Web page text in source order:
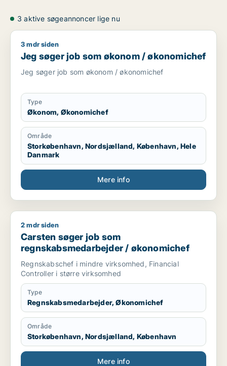
3 aktive søgeannoncer lige nu
Jeg søger job som økonom / økonomichef
3 mdr siden
Jeg søger job som økonom / økonomichef
Jeg søger job som økonom / økonomichef
Type
Økonom, Økonomichef
Område
Storkøbenhavn, Nordsjælland, København, Hele
Danmark
Mere info
Carsten søger job som regnskabsmedarbejder /
2 mdr siden
Carsten søger job som
regnskabsmedarbejder / økonomichef
Regnskabschef i mindre virksomhed, Financial
Controller i større virksomhed
Type
Regnskabsmedarbejder, Økonomichef
Område
Storkøbenhavn, Nordsjælland, København
Mere info